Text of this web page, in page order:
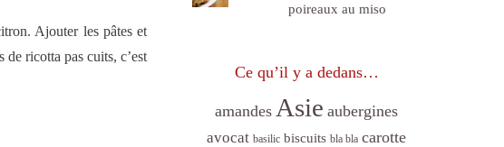
Ajouter les pâtes et
ricotta pas cuits, c’est
poireaux au miso
Ce qu’il y a dedans…
amandes Asie aubergines
avocat basilic biscuits bla bla carotte